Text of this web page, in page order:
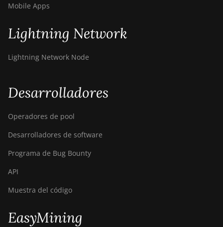
Mobile Apps
Lightning Network
Lightning Network Node
Desarrolladores
Operadores de pool
Desarrolladores de software
Programa de Bug Bounty
API
Muestra del código
EasyMining